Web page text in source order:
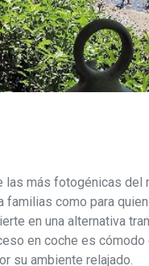
las más fotogénicas
familias como para
en una alternativa
en coche es
su ambiente relajado.